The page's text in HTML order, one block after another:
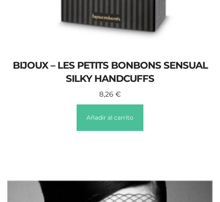
BIJOUX – LES PETITS BONBONS SENSUAL
SILKY HANDCUFFS
8,26 €
Añadir al carrito